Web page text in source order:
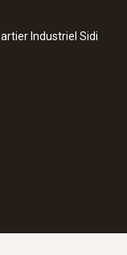
Industriel Sidi